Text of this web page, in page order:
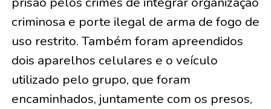
criminosa e porte ilegal de arma de fogo de
uso restrito. Também foram apreendidos
dois aparelhos celulares e o veículo
utilizado pelo grupo, que foram
encaminhados, juntamente com os presos,